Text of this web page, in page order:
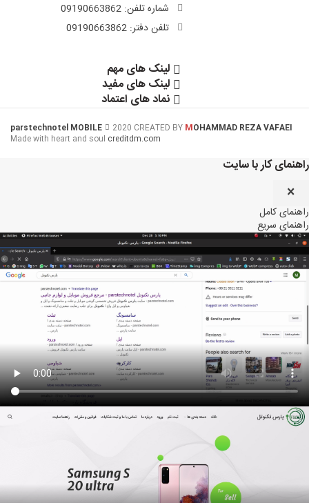
شماره تلفن: 09190663862
تلفن دفتر: 09190663862
لینک های مهم
لینک های مفید
نماد های اعتماد
parstechnotel MOBILE 2020 CREATED BY MOHAMMAD REZA VAFAEI
Made with heart and soul creditdm.com
راهنمای کار با سایت
×
راهنمای کامل
راهنمای سریع